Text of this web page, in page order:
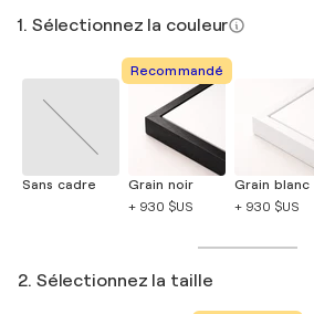
1. Sélectionnez la couleur
Sans cadre
Recommandé
Grain noir
+ 930 $US
Grain blanc
+ 930 $US
2. Sélectionnez la taille